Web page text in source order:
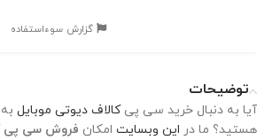
گزارش سوءاستفاده
توضیحات
آیا به دنبال خرید سی پیکالاف دیوتی موبایل
هستید؟ ما در این وبسایت امکان فروش سی پی